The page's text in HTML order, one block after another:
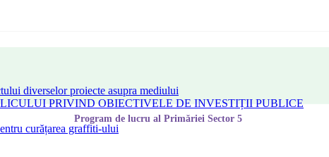
diverselor proiecte asupra mediului
PRIVIND OBIECTIVELE DE INVESTIȚII PUBLICE
curățarea graffiti-ului
Program de lucru al Primăriei Sector 5